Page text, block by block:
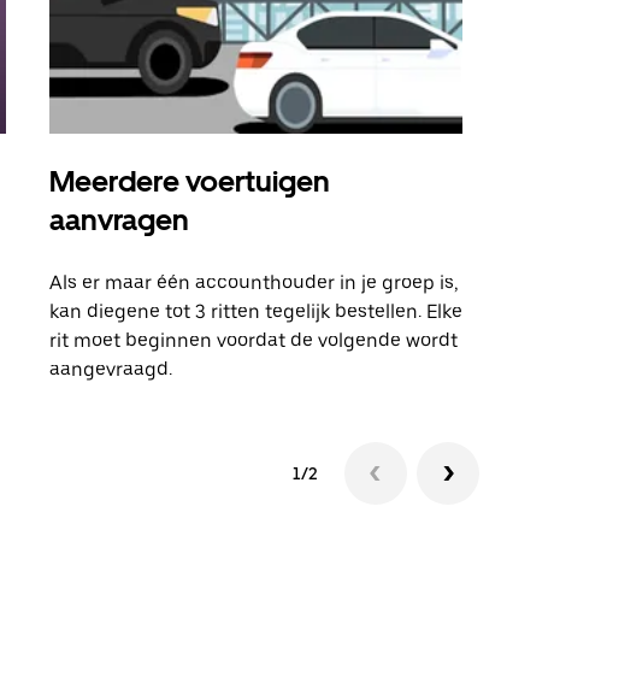
Meerdere voertuigen
aanvragen
Als er maar één accounthouder in je groep is,
kan diegene tot 3 ritten tegelijk bestellen. Elke
rit moet beginnen voordat de volgende wordt
aangevraagd.
1/2